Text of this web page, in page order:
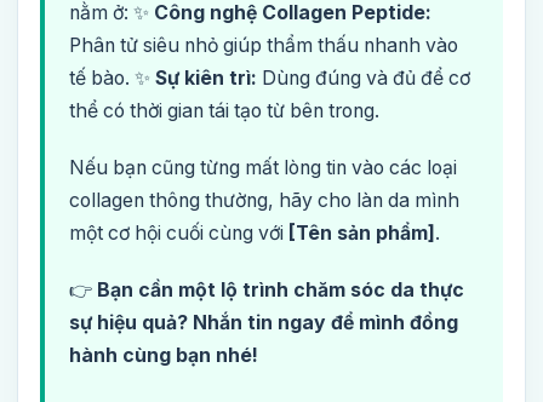
nằm ở: ✨ Công nghệ Collagen Peptide:
Phân tử siêu nhỏ giúp thẩm thấu nhanh vào
tế bào. ✨ Sự kiên trì: Dùng đúng và đủ để cơ
thể có thời gian tái tạo từ bên trong.
Nếu bạn cũng từng mất lòng tin vào các loại
collagen thông thường, hãy cho làn da mình
một cơ hội cuối cùng với [Tên sản phẩm].
👉 Bạn cần một lộ trình chăm sóc da thực
sự hiệu quả? Nhắn tin ngay để mình đồng
hành cùng bạn nhé!